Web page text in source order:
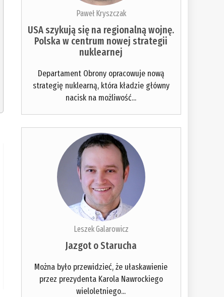
Paweł Kryszczak
USA szykują się na regionalną wojnę.
Polska w centrum nowej strategii
nuklearnej
Departament Obrony opracowuje nową
strategię nuklearną, która kładzie główny
nacisk na możliwość...
Leszek Galarowicz
Jazgot o Starucha
Można było przewidzieć, że ułaskawienie
przez prezydenta Karola Nawrockiego
wieloletniego...